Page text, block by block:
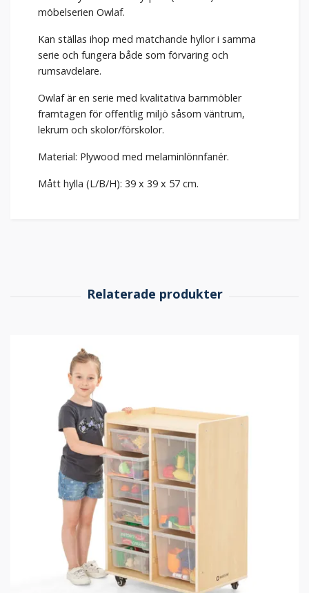
möbelserien Owlaf.
Kan ställas ihop med matchande hyllor i samma
serie och fungera både som förvaring och
rumsavdelare.
Owlaf är en serie med kvalitativa barnmöbler
framtagen för offentlig miljö såsom väntrum,
lekrum och skolor/förskolor.
Material: Plywood med melaminlönnfanér.
Mått hylla (L/B/H): 39 x 39 x 57 cm.